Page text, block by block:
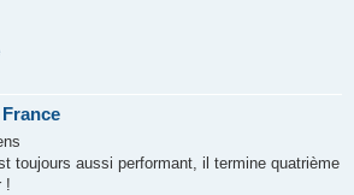
toujours aussi performant, il termine quatrième
!